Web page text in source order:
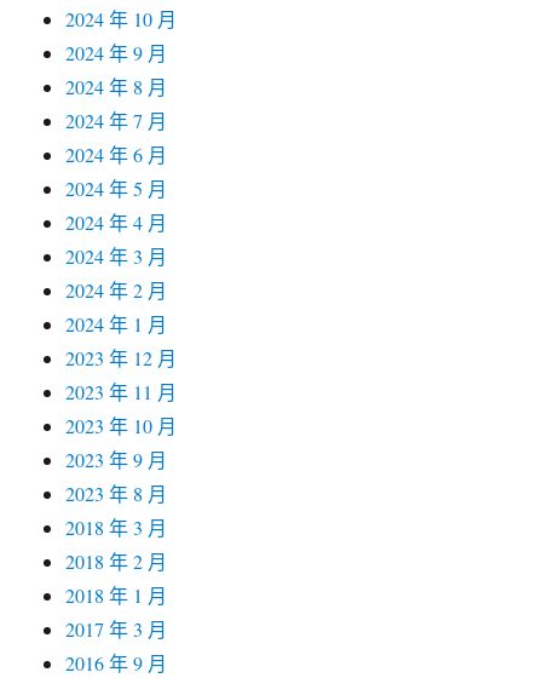
2024 年 10 月
2024 年 9 月
2024 年 8 月
2024 年 7 月
2024 年 6 月
2024 年 5 月
2024 年 4 月
2024 年 3 月
2024 年 2 月
2024 年 1 月
2023 年 12 月
2023 年 11 月
2023 年 10 月
2023 年 9 月
2023 年 8 月
2018 年 3 月
2018 年 2 月
2018 年 1 月
2017 年 3 月
2016 年 9 月